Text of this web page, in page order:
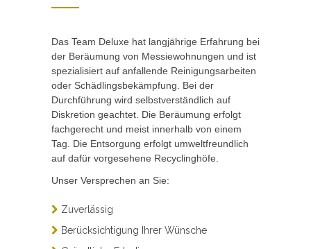
Das Team Deluxe hat langjährige Erfahrung bei
der Beräumung von Messiewohnungen und ist
spezialisiert auf anfallende Reinigungsarbeiten
oder Schädlingsbekämpfung. Bei der
Durchführung wird selbstverständlich auf
Diskretion geachtet. Die Beräumung erfolgt
fachgerecht und meist innerhalb von einem
Tag. Die Entsorgung erfolgt umweltfreundlich
auf dafür vorgesehene Recyclinghöfe.
Unser Versprechen an Sie:
Zuverlässig
Berücksichtigung Ihrer Wünsche